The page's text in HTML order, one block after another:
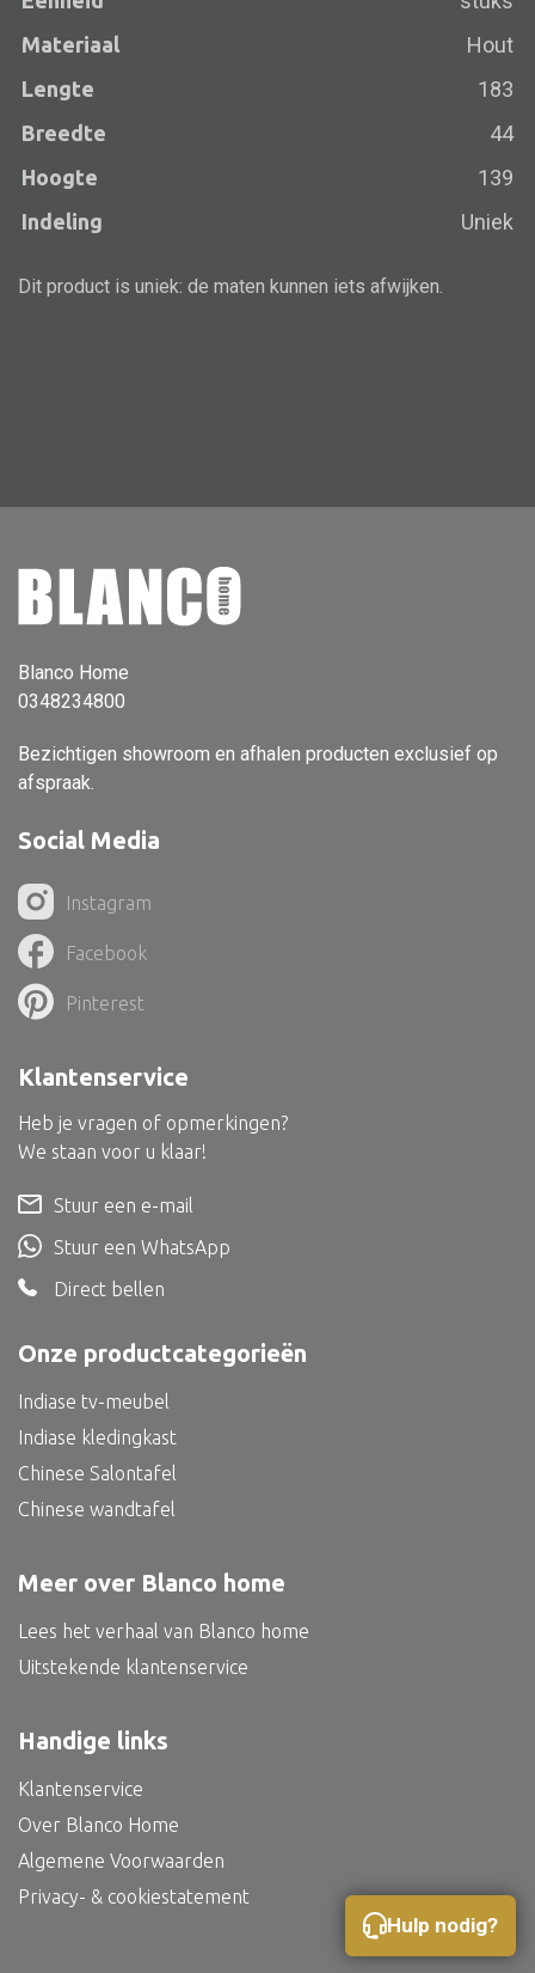
Chaise longues
Poef
Alle lampen
Alle deco
Vaas
Kandelaar
Object
Pilaar
Pot
Dienblad
Mand
Roomdevider
Kussen
Tapijt
Kelim
Alle bouwmateriaal
Bed
Alle oosterse meubels
Oosterse kast
Oosterse tafel
Hulp nodig?
Materiaal Hout
Lengte 183
Breedte 44
Hoogte 139
Indeling Uniek
Dit product is uniek: de maten kunnen iets afwijken.
Blanco Home
0348234800
Bezichtigen showroom en afhalen producten exclusief op
afspraak.
Social Media
Instagram
Facebook
Pinterest
Onze productcategorieën
Indiase tv-meubel
Indiase kledingkast
Chinese Salontafel
Chinese wandtafel
Meer over Blanco home
Lees het verhaal van Blanco home
Uitstekende klantenservice
Klantenservice
Heb je vragen of opmerkingen?
We staan voor u klaar!
Stuur een e-mail
Stuur een WhatsApp
Direct bellen
Handige links
Klantenservice
Over Blanco Home
Algemene Voorwaarden
Privacy- & cookiestatement